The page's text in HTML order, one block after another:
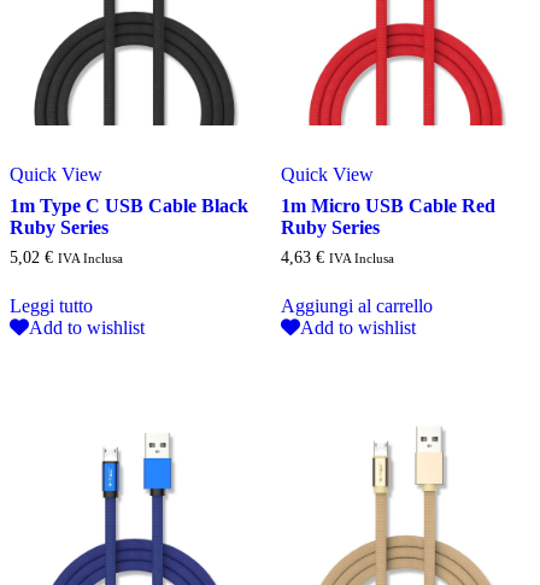
Quick View
1m Type C USB Cable Black
Ruby Series
5,02 € IVA Inclusa
Leggi tutto
Add to wishlist
Quick View
1m Micro USB Cable Red
Ruby Series
4,63 € IVA Inclusa
Aggiungi al carrello
Add to wishlist